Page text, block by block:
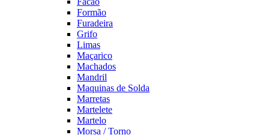
Formão
Furadeira
Grifo
Limas
Maçarico
Machados
Mandril
Maquinas de Solda
Marretas
Martelete
Martelo
Morsa / Torno